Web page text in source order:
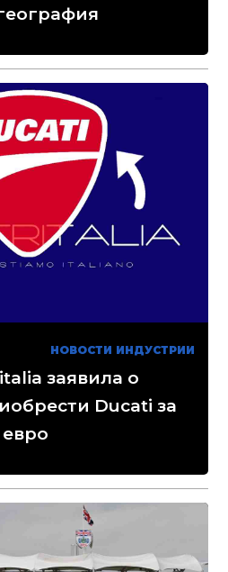
НОВОСТИ ИНДУСТРИИ
заявила о
Ducati за